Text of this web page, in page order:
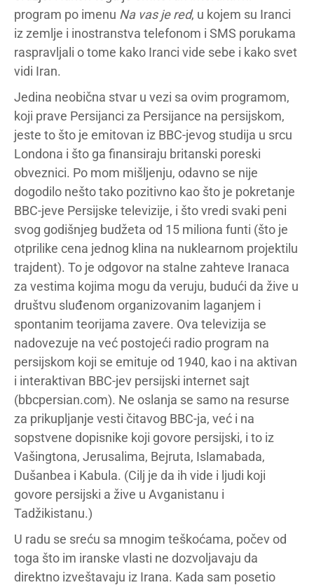
program po imenu Na vas je red, u kojem su Iranci
iz zemlje i inostranstva telefonom i SMS porukama
raspravljali o tome kako Iranci vide sebe i kako svet
vidi Iran.
Jedina neobična stvar u vezi sa ovim programom,
koji prave Persijanci za Persijance na persijskom,
jeste to što je emitovan iz BBC-jevog studija u srcu
Londona i što ga finansiraju britanski poreski
obveznici. Po mom mišljenju, odavno se nije
dogodilo nešto tako pozitivno kao što je pokretanje
BBC-jeve Persijske televizije, i što vredi svaki peni
svog godišnjeg budžeta od 15 miliona funti (što je
otprilike cena jednog klina na nuklearnom projektilu
trajdent). To je odgovor na stalne zahteve Iranaca
za vestima kojima mogu da veruju, budući da žive u
društvu sluđenom organizovanim laganjem i
spontanim teorijama zavere. Ova televizija se
nadovezuje na već postojeći radio program na
persijskom koji se emituje od 1940, kao i na aktivan
i interaktivan BBC-jev persijski internet sajt
(bbcpersian.com). Ne oslanja se samo na resurse
za prikupljanje vesti čitavog BBC-ja, već i na
sopstvene dopisnike koji govore persijski, i to iz
Vašingtona, Jerusalima, Bejruta, Islamabada,
Dušanbea i Kabula. (Cilj je da ih vide i ljudi koji
govore persijski a žive u Avganistanu i
Tadžikistanu.)
U radu se sreću sa mnogim teškoćama, počev od
toga što im iranske vlasti ne dozvoljavaju da
direktno izveštavaju iz Irana. Kada sam posetio